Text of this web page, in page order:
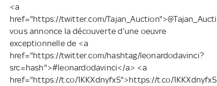
<a
href="https://twitter.com/
vous annonce la découverte d’une oeuvre
exceptionnelle de <a
href="https://twitter.com/hashtag/leonardodavinci?
src=hash">#leonardodavinci</a> <a
href="https://t.co/1KKXdnyfx5">https://t.co/